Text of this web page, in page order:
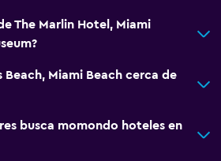
noble
The Marlin Hotel, Miami
Beach, Miami Beach cerca de
busca momondo hoteles en